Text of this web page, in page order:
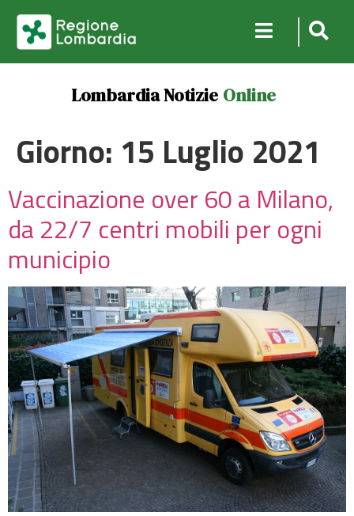
Lombardia Notizie Online
Giorno: 15 Luglio 2021
Vaccinazione over 60 a Milano,
da 22/7 centri mobili per ogni
municipio